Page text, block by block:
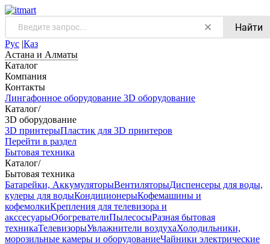
Найти
Рус |Қаз
Астана и Алматы
Каталог
Компания
Контакты
Лингафонное оборудование 3D оборудование
Каталог/
3D оборудование
3D принтерыПластик для 3D принтеров
Перейти в раздел
Бытовая техника
Каталог/
Бытовая техника
Батарейки, АккумуляторыВентиляторыДиспенсеры для воды,
кулеры для водыКондиционерыКофемашины и
кофемолкиКрепления для телевизора и
акссесуарыОбогревателиПылесосыРазная бытовая
техникаТелевизорыУвлажнители воздухаХолодильники,
морозильные камеры и оборудованиеЧайники электрические